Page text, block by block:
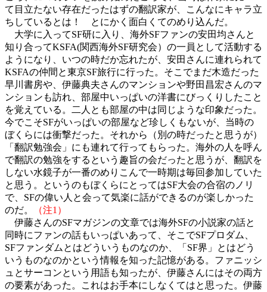
て目立たない存在だったはずの翻訳家が、こんなにキャラ立
ちしているとは！ とにかく面白くてのめり込んだ。
大学に入ってSF研に入り、海外SFファンの安田均さんと
知り合ってKSFA(関西海外SF研究会）の一員として活動する
ようになり、いつの時だか忘れたが、安田さんに連れられて
KSFAの仲間と東京SF旅行に行った。そこでまだ木造だった
早川書房や、伊藤典夫さんのマンションや野田昌宏さんのマ
ンションも訪れ、部屋中いっぱいの洋書にびっくりしたこと
を覚えている。二人とも部屋の中は同じような印象だった。
今でこそSFがいっぱいの部屋など珍しくもないが、当時の
ぼくらには衝撃だった。それから（別の時だったと思うが）
「翻訳勉強会」にも連れて行ってもらった。海外の人を呼ん
で翻訳の勉強をするという趣旨の会だったと思うが、翻訳を
しない水鏡子が一番のめりこんで一時期は毎回参加していた
と思う。というのもぼくらにとってはSF大会の合宿のノリ
で、SFの偉い人と会って気楽に話ができるのが楽しかった
のだ。
（注1）
伊藤さんのSFマガジンの文章では海外SFの小説家の話と
同時にファンの話もいっぱいあって、そこでSFプロダム、
SFファンダムとはどういうものなのか、「SF界」とはどう
いうものなのかという情報を知った記憶がある。ファニッシ
ュとサーコンという用語も知ったが、伊藤さんにはその両方
の要素があった。これはお手本にしなくてはと思った。伊藤